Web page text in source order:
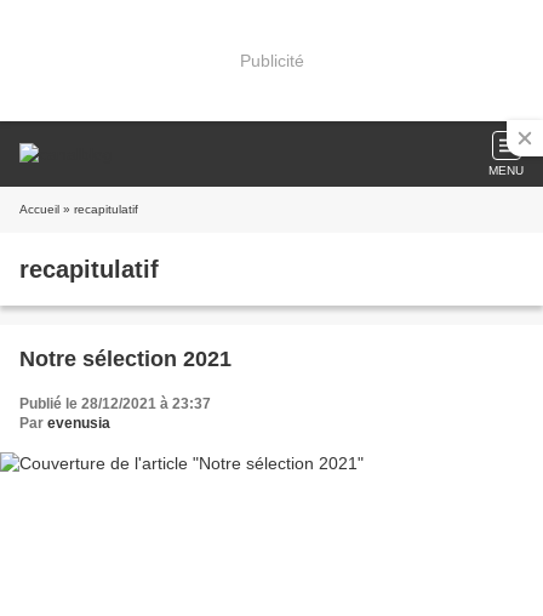
Publicité
MENU
Accueil » recapitulatif
recapitulatif
Notre sélection 2021
Publié le 28/12/2021 à 23:37
Par evenusia